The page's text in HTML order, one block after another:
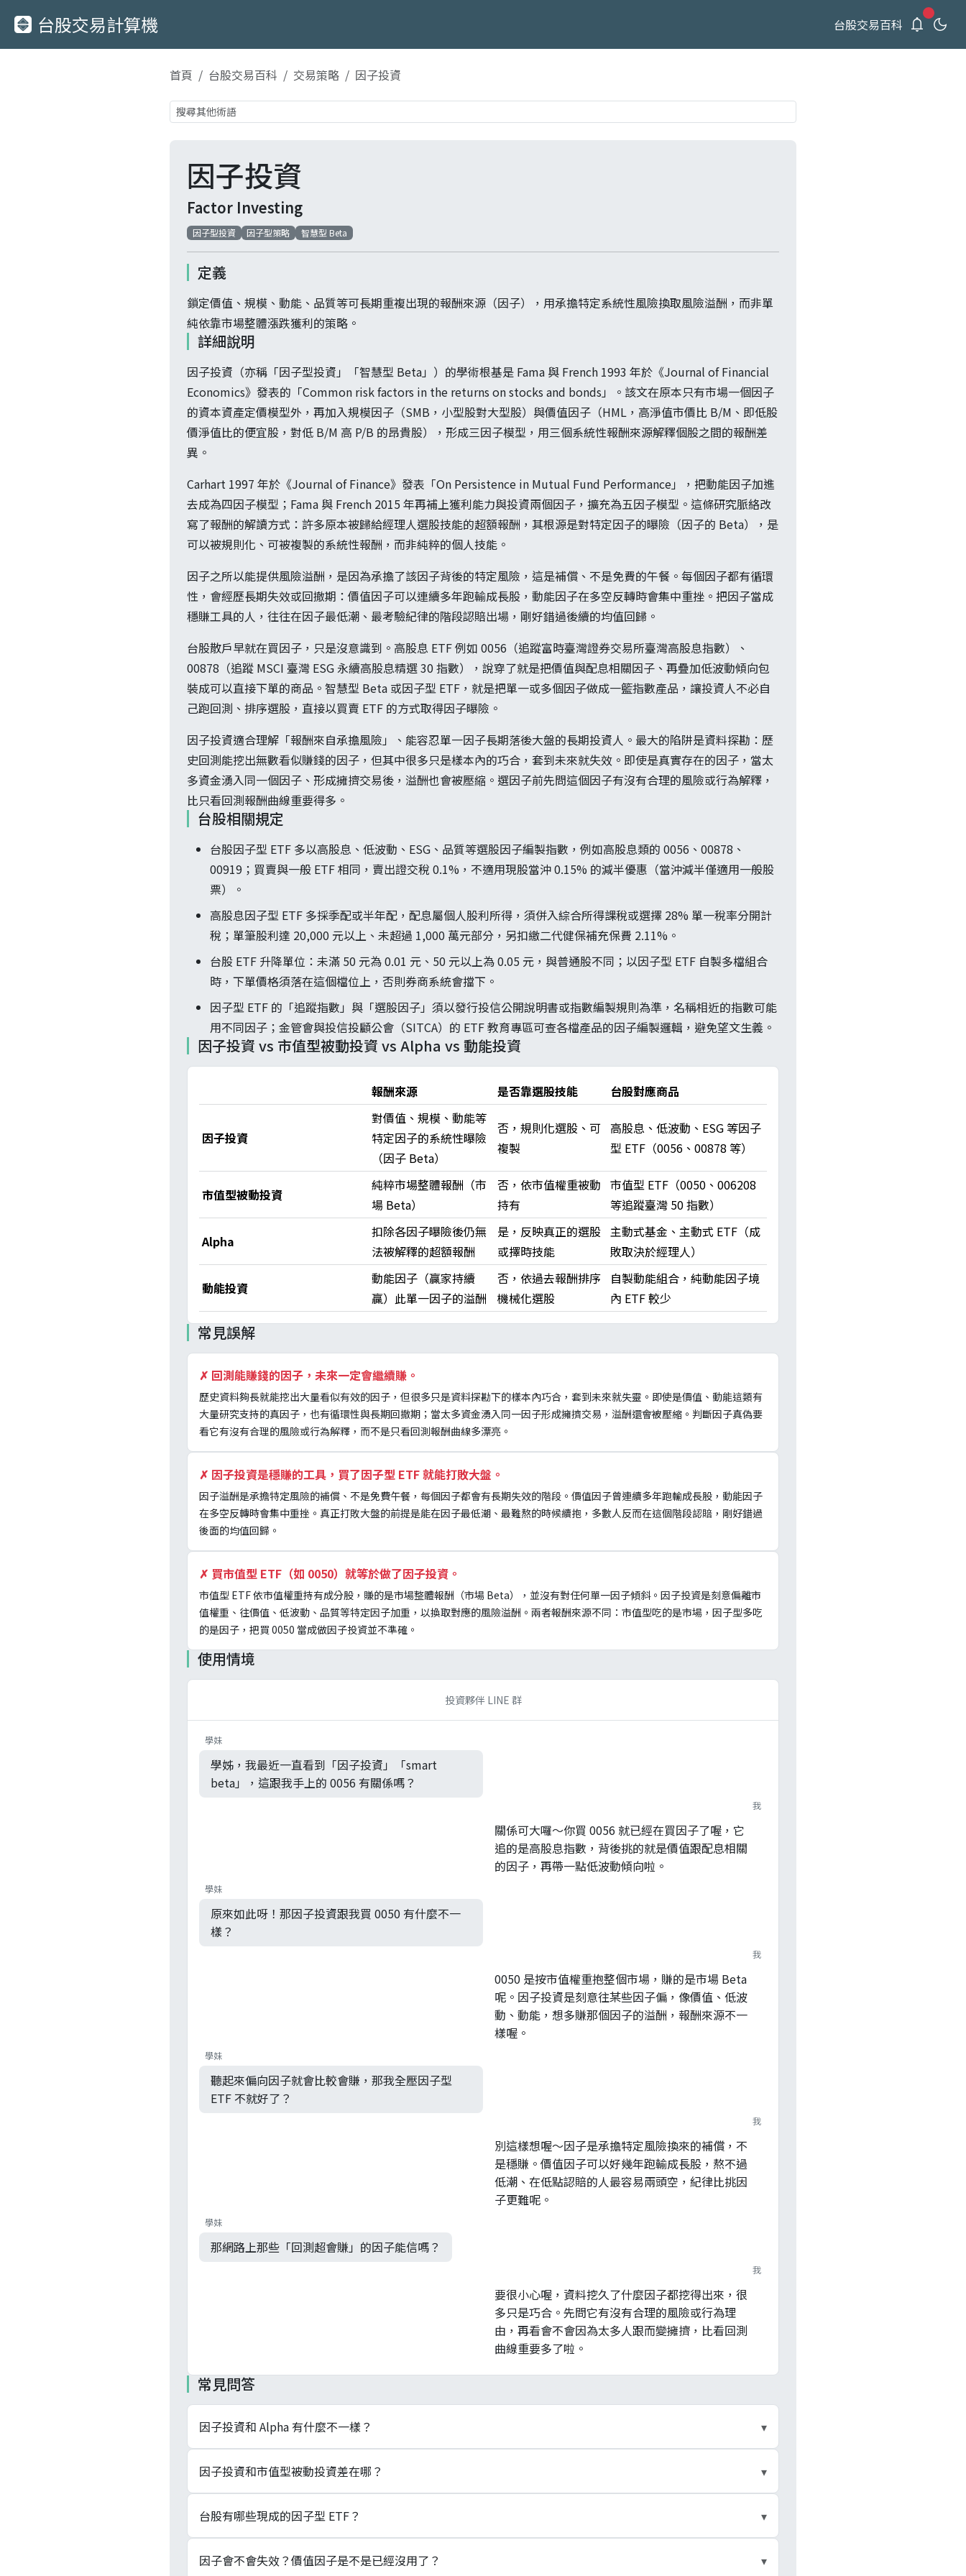
台股交易計算機 台股交易百科 新通知
首頁 台股交易百科 交易策略 因子投資
因子投資
Factor Investing
因子型投資 因子型策略 智慧型 Beta
定義
鎖定價值、規模、動能、品質等可長期重複出現的報酬來源（因子），用承擔特定系統性風險換取風險溢酬，而非單
純依靠市場整體漲跌獲利的策略。
詳細說明
因子投資（亦稱「因子型投資」「智慧型 Beta」）的學術根基是 Fama 與 French 1993 年於《Journal of Financial
Economics》發表的「Common risk factors in the returns on stocks and bonds」。該文在原本只有市場一個因子
的資本資產定價模型外，再加入規模因子（SMB，小型股對大型股）與價值因子（HML，高淨值市價比 B/M、即低股
價淨值比的便宜股，對低 B/M 高 P/B 的昂貴股），形成三因子模型，用三個系統性報酬來源解釋個股之間的報酬差
異。
Carhart 1997 年於《Journal of Finance》發表「On Persistence in Mutual Fund Performance」，把動能因子加進
去成為四因子模型；Fama 與 French 2015 年再補上獲利能力與投資兩個因子，擴充為五因子模型。這條研究脈絡改
寫了報酬的解讀方式：許多原本被歸給經理人選股技能的超額報酬，其根源是對特定因子的曝險（因子的 Beta），是
可以被規則化、可被複製的系統性報酬，而非純粹的個人技能。
因子之所以能提供風險溢酬，是因為承擔了該因子背後的特定風險，這是補償、不是免費的午餐。每個因子都有循環
性，會經歷長期失效或回撤期：價值因子可以連續多年跑輸成長股，動能因子在多空反轉時會集中重挫。把因子當成
穩賺工具的人，往往在因子最低潮、最考驗紀律的階段認賠出場，剛好錯過後續的均值回歸。
台股散戶早就在買因子，只是沒意識到。高股息 ETF 例如 0056（追蹤富時臺灣證券交易所臺灣高股息指數）、
00878（追蹤 MSCI 臺灣 ESG 永續高股息精選 30 指數），說穿了就是把價值與配息相關因子、再疊加低波動傾向包
裝成可以直接下單的商品。智慧型 Beta 或因子型 ETF，就是把單一或多個因子做成一籃指數產品，讓投資人不必自
己跑回測、排序選股，直接以買賣 ETF 的方式取得因子曝險。
因子投資適合理解「報酬來自承擔風險」、能容忍單一因子長期落後大盤的長期投資人。最大的陷阱是資料探勘：歷
史回測能挖出無數看似賺錢的因子，但其中很多只是樣本內的巧合，套到未來就失效。即使是真實存在的因子，當太
多資金湧入同一個因子、形成擁擠交易後，溢酬也會被壓縮。選因子前先問這個因子有沒有合理的風險或行為解釋，
比只看回測報酬曲線重要得多。
台股相關規定
台股因子型 ETF 多以高股息、低波動、ESG、品質等選股因子編製指數，例如高股息類的 0056、00878、
00919；買賣與一般 ETF 相同，賣出證交稅 0.1%，不適用現股當沖 0.15% 的減半優惠（當沖減半僅適用一般股
票）。
高股息因子型 ETF 多採季配或半年配，配息屬個人股利所得，須併入綜合所得課稅或選擇 28% 單一稅率分開計
稅；單筆股利達 20,000 元以上、未超過 1,000 萬元部分，另扣繳二代健保補充保費 2.11%。
台股 ETF 升降單位：未滿 50 元為 0.01 元、50 元以上為 0.05 元，與普通股不同；以因子型 ETF 自製多檔組合
時，下單價格須落在這個檔位上，否則券商系統會擋下。
因子型 ETF 的「追蹤指數」與「選股因子」須以發行投信公開說明書或指數編製規則為準，名稱相近的指數可能
用不同因子；金管會與投信投顧公會（SITCA）的 ETF 教育專區可查各檔產品的因子編製邏輯，避免望文生義。
因子投資 vs 市值型被動投資 vs Alpha vs 動能投資
報酬來源 是否靠選股技能 台股對應商品
因子投資
對價值、規模、動能等
特定因子的系統性曝險
（因子 Beta）
否，規則化選股、可
複製
高股息、低波動、ESG 等因子
型 ETF（0056、00878 等）
市值型被動投資
純粹市場整體報酬（市
場 Beta）
否，依市值權重被動
持有
市值型 ETF（0050、006208
等追蹤臺灣 50 指數）
Alpha
扣除各因子曝險後仍無
法被解釋的超額報酬
是，反映真正的選股
或擇時技能
主動式基金、主動式 ETF（成
敗取決於經理人）
動能投資
動能因子（贏家持續
贏）此單一因子的溢酬
否，依過去報酬排序
機械化選股
自製動能組合，純動能因子境
內 ETF 較少
常見誤解
✗ 回測能賺錢的因子，未來一定會繼續賺。
歷史資料夠長就能挖出大量看似有效的因子，但很多只是資料探勘下的樣本內巧合，套到未來就失靈。即使是價值、動能這類有
大量研究支持的真因子，也有循環性與長期回撤期；當太多資金湧入同一因子形成擁擠交易，溢酬還會被壓縮。判斷因子真偽要
看它有沒有合理的風險或行為解釋，而不是只看回測報酬曲線多漂亮。
✗ 因子投資是穩賺的工具，買了因子型 ETF 就能打敗大盤。
因子溢酬是承擔特定風險的補償、不是免費午餐，每個因子都會有長期失效的階段。價值因子曾連續多年跑輸成長股，動能因子
在多空反轉時會集中重挫。真正打敗大盤的前提是能在因子最低潮、最難熬的時候續抱，多數人反而在這個階段認賠，剛好錯過
後面的均值回歸。
✗ 買市值型 ETF（如 0050）就等於做了因子投資。
市值型 ETF 依市值權重持有成分股，賺的是市場整體報酬（市場 Beta），並沒有對任何單一因子傾斜。因子投資是刻意偏離市
值權重、往價值、低波動、品質等特定因子加重，以換取對應的風險溢酬。兩者報酬來源不同：市值型吃的是市場，因子型多吃
的是因子，把買 0050 當成做因子投資並不準確。
使用情境
投資夥伴 LINE 群
學妹
學姊，我最近一直看到「因子投資」「smart
beta」，這跟我手上的 0056 有關係嗎？
我
關係可大囉～你買 0056 就已經在買因子了喔，它
追的是高股息指數，背後挑的就是價值跟配息相關
的因子，再帶一點低波動傾向啦。
學妹
原來如此呀！那因子投資跟我買 0050 有什麼不一
樣？
我
0050 是按市值權重抱整個市場，賺的是市場 Beta
呢。因子投資是刻意往某些因子偏，像價值、低波
動、動能，想多賺那個因子的溢酬，報酬來源不一
樣喔。
學妹
聽起來偏向因子就會比較會賺，那我全壓因子型
ETF 不就好了？
我
別這樣想喔～因子是承擔特定風險換來的補償，不
是穩賺。價值因子可以好幾年跑輸成長股，熬不過
低潮、在低點認賠的人最容易兩頭空，紀律比挑因
子更難呢。
學妹
那網路上那些「回測超會賺」的因子能信嗎？
我
要很小心喔，資料挖久了什麼因子都挖得出來，很
多只是巧合。先問它有沒有合理的風險或行為理
由，再看會不會因為太多人跟而變擁擠，比看回測
曲線重要多了啦。
常見問答
因子投資和 Alpha 有什麼不一樣？ ▾
Alpha 指扣掉各因子曝險後仍無法被解釋的超額報酬，反映真正的選股或擇時技能；因子投資賺的是對價值、動
能等因子的系統性曝險，屬於因子的 Beta，可以規則化、可被複製。因子投資的貢獻之一，就是把過去被當成
Alpha 的報酬，重新拆解成可解釋的因子報酬。
因子投資和市值型被動投資差在哪？ ▾
市值型被動投資依市值權重持有成分股，賺的是市場整體報酬（市場 Beta），不對任何因子傾斜；因子投資刻
意偏離市值權重，往價值、低波動、品質等特定因子加重，換取對應的風險溢酬。台股的 0050 屬前者，高股
息、低波動類因子型 ETF 屬後者。
台股有哪些現成的因子型 ETF？ ▾
高股息類有 0056、00878、00919 等，多以股息、價值與低波動相關因子選股；另有標榜低波動、品質、ESG
因子會不會失效？價值因子是不是已經沒用了？ ▾